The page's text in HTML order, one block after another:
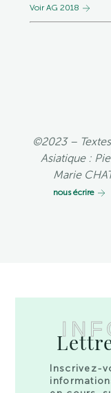
Voir AG 2018
©2023 –
Asiatique :
Marie
nous écrire
Inscrivez-